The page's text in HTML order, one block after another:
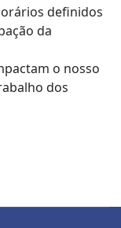
definidos
da
o nosso
dos